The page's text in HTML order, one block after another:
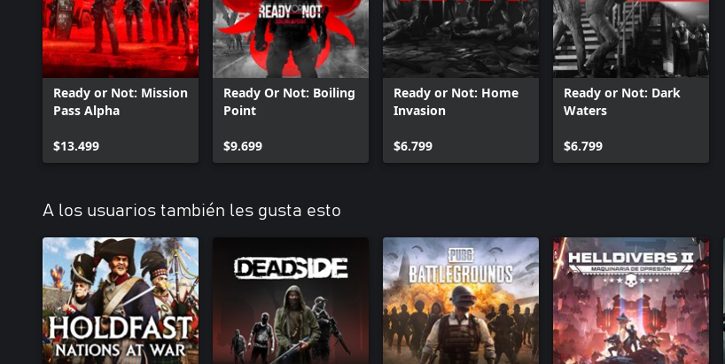
Ready or Not: Mission
Pass Alpha
$13.499
Ready Or Not: Boiling
Point
$9.699
Ready or Not: Home
Invasion
$6.799
Ready or Not: Dark
Waters
$6.799
A los usuarios también les gusta esto